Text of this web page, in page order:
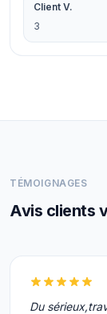
Client V.
3
TÉMOIGNAGES
Avis clients
Du